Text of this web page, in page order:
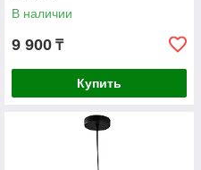
В наличии
9 900 ₸
Купить